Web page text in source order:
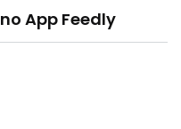
App Feedly